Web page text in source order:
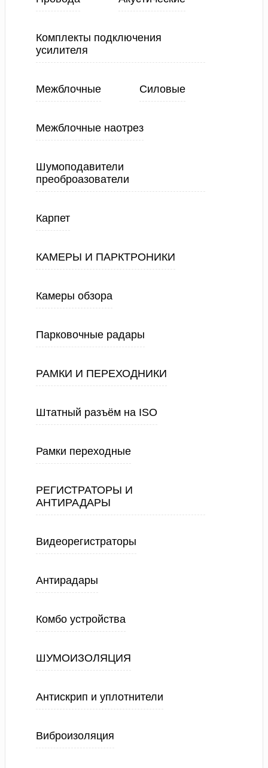
Комплекты подключения
усилителя
Межблочные Силовые
Межблочные наотрез
Шумоподавители
преоброазователи
Карпет
КАМЕРЫ И ПАРКТРОНИКИ
Камеры обзора
Парковочные радары
РАМКИ И ПЕРЕХОДНИКИ
Штатный разъём на ISO
Рамки переходные
РЕГИСТРАТОРЫ И
АНТИРАДАРЫ
Видеорегистраторы
Антирадары
Комбо устройства
ШУМОИЗОЛЯЦИЯ
Антискрип и уплотнители
Виброизоляция